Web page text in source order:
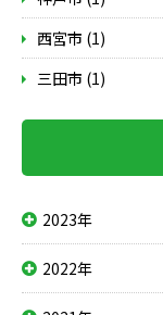
西宮市 (1)
三田市 (1)
2023年
2022年